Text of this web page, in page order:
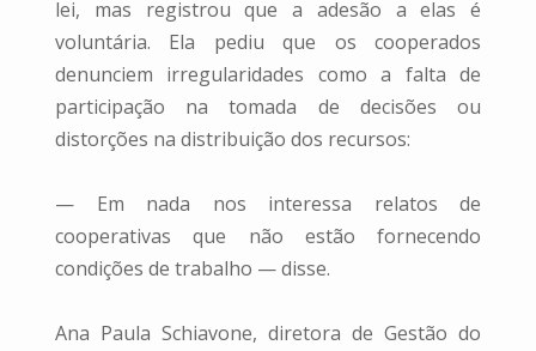
lei, mas registrou que a adesão a elas é
voluntária. Ela pediu que os cooperados
denunciem irregularidades como a falta de
participação na tomada de decisões ou
distorções na distribuição dos recursos:
— Em nada nos interessa relatos de
cooperativas que não estão fornecendo
condições de trabalho — disse.
Ana Paula Schiavone, diretora de Gestão do